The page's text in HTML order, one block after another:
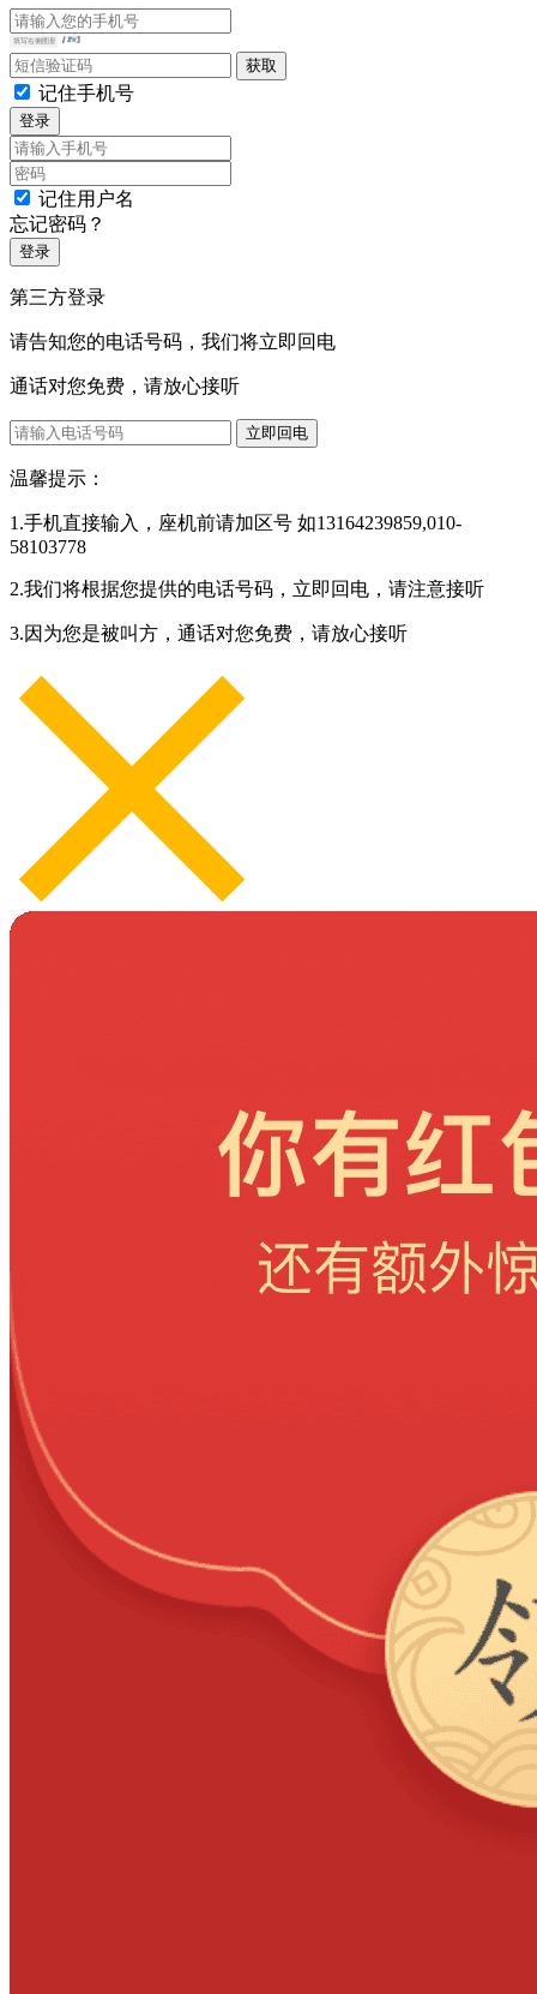
记住手机号
登录
记住用户名
忘记密码？
登录
第三方登录
请告知您的电话号码，我们将立即回电
通话对您免费，请放心接听
立即回电
温馨提示：
1.手机直接输入，座机前请加区号 如13164239859,010-
58103778
2.我们将根据您提供的电话号码，立即回电，请注意接听
3.因为您是被叫方，通话对您免费，请放心接听